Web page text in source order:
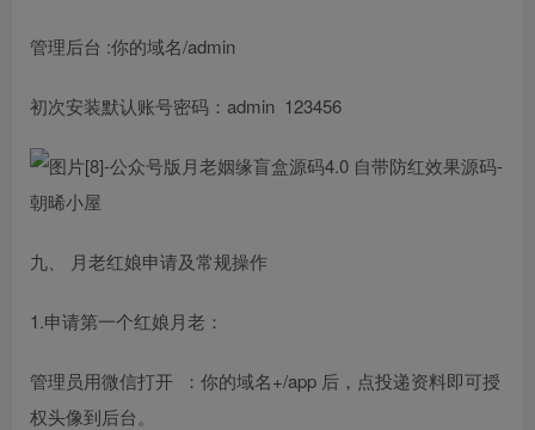
管理后台 :你的域名/admin
初次安装默认账号密码：admin 123456
九、 月老红娘申请及常规操作
1.申请第一个红娘月老：
管理员用微信打开 ：你的域名+/app 后，点投递资料即可授
权头像到后台。